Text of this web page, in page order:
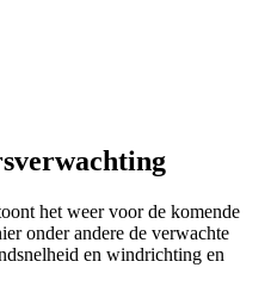
het weer voor de komende
onder andere de verwachte
en windrichting en